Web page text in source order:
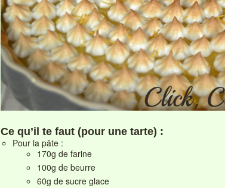
Ce qu’il te faut (pour une tarte) :
Pour la pâte :
170g de farine
100g de beurre
60g de sucre glace